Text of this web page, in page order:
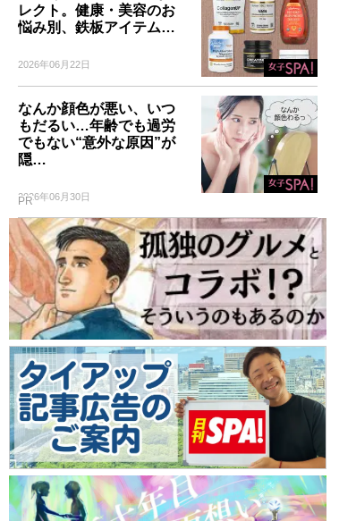
レクト。健康・美容のお
悩み別、鉄板アイテム…
2026年06月22日
なんか顔色が悪い、いつ
もだるい…年齢でも過労
でもない“意外な原因”が
隠…
2026年06月30日
PR